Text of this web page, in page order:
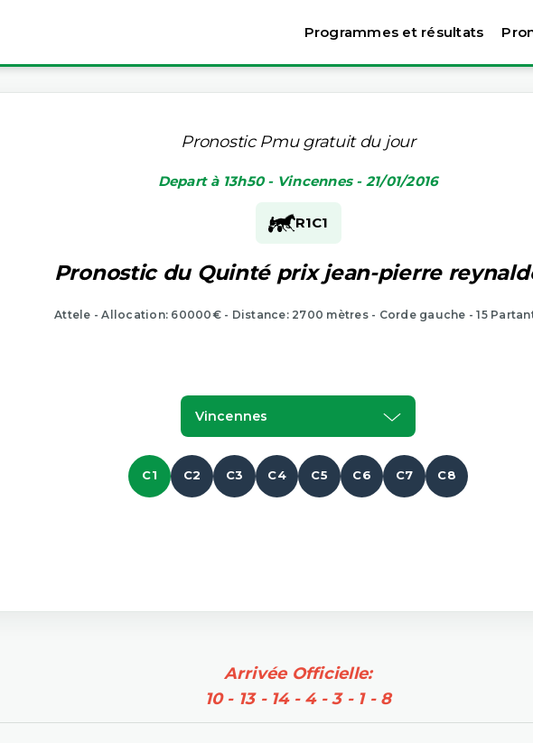
Programmes et résultats
Pronostic Pmu gratuit du jour
Depart à 13h50 - Vincennes - 21/01/2016
R1C1
Pronostic du Quinté prix jean-pierre
Attele - Allocation: 60000€ - Distance: 2700 mètres - Corde gauche - 15
Vincennes
C1 C2 C3 C4 C5 C6 C7 C8
Arrivée Officielle:
10 - 13 - 14 - 4 - 3 - 1 - 8